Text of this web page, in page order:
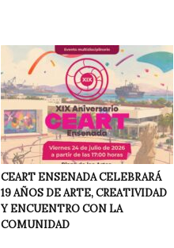
CEART ENSENADA CELEBRARÁ
19 AÑOS DE ARTE, CREATIVIDAD
Y ENCUENTRO CON LA
COMUNIDAD